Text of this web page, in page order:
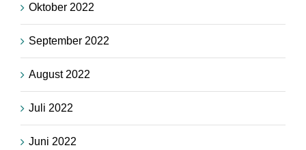
Oktober 2022
September 2022
August 2022
Juli 2022
Juni 2022